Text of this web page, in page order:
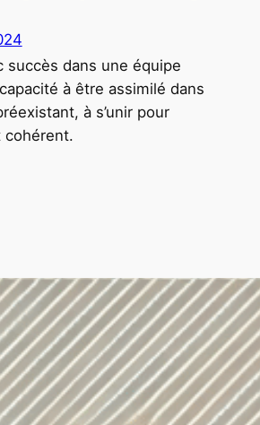
succès dans une équipe
à être assimilé dans
à s’unir pour